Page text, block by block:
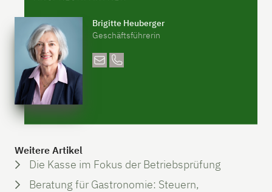
Brigitte Heuberger
Geschäftsführerin
Weitere Artikel
Die Kasse im Fokus der Betriebsprüfung
Beratung für Gastronomie: Steuern,